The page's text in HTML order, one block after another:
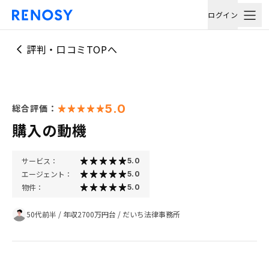
ログイン
評判・口コミTOPへ
総合評価： 5.0
購入の動機
サービス： 5.0
エージェント： 5.0
物件： 5.0
50代前半 / 年収2700万円台 / だいち法律事務所